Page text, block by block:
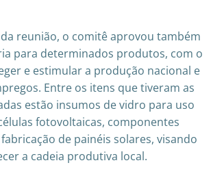
reunião, o comitê aprovou também
para determinados produtos, com o
e estimular a produção nacional e
Entre os itens que tiveram as
estão insumos de vidro para uso
fotovoltaicas, componentes
de painéis solares, visando
a cadeia produtiva local.